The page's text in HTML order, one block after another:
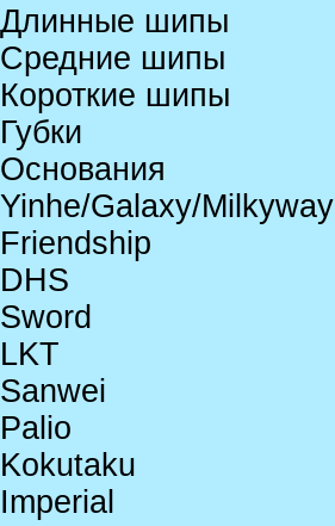
Длинные шипы
Средние шипы
Короткие шипы
Губки
Основания
Yinhe/Galaxy/Milkyway
Friendship
DHS
Sword
LKT
Sanwei
Palio
Kokutaku
Imperial